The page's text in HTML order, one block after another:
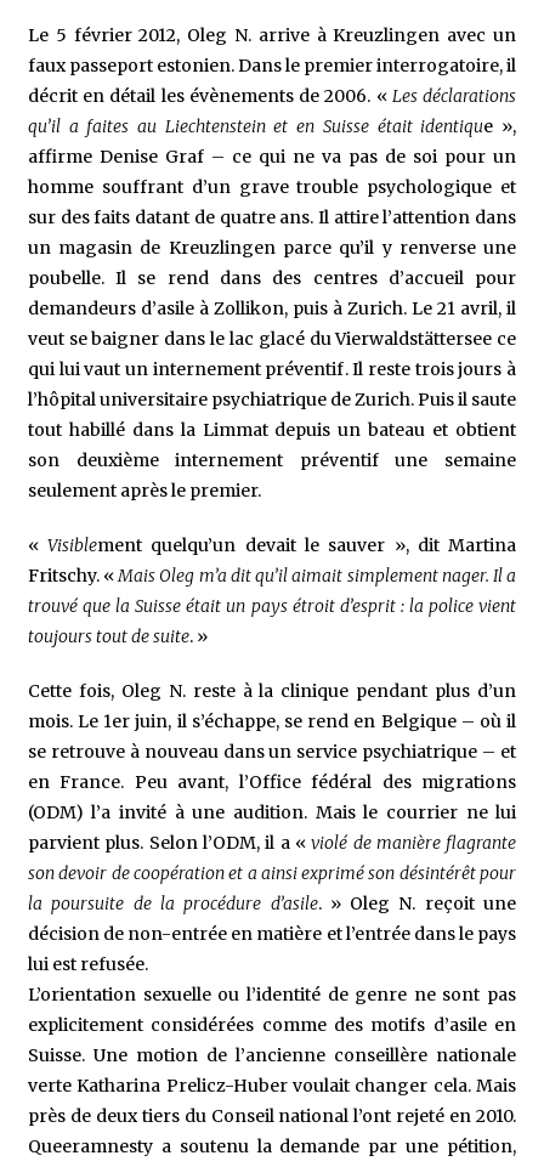
Le 5 février 2012, Oleg N. arrive à Kreuzlingen avec un
faux passeport estonien. Dans le premier interrogatoire, il
décrit en détail les évènements de 2006. « Les déclarations
qu’il a faites au Liechtenstein et en Suisse était identique »,
affirme Denise Graf – ce qui ne va pas de soi pour un
homme souffrant d’un grave trouble psychologique et
sur des faits datant de quatre ans. Il attire l’attention dans
un magasin de Kreuzlingen parce qu’il y renverse une
poubelle. Il se rend dans des centres d’accueil pour
demandeurs d’asile à Zollikon, puis à Zurich. Le 21 avril, il
veut se baigner dans le lac glacé du Vierwaldstättersee ce
qui lui vaut un internement préventif. Il reste trois jours à
l’hôpital universitaire psychiatrique de Zurich. Puis il saute
tout habillé dans la Limmat depuis un bateau et obtient
son deuxième internement préventif une semaine
seulement après le premier.
«Visiblement quelqu’un devait le sauver », dit Martina
Fritschy. «Mais Oleg m’a dit qu’il aimait simplement nager. Il a
trouvé que la Suisse était un pays étroit d’esprit : la police vient
toujours tout de suite. »
Cette fois, Oleg N. reste à la clinique pendant plus d’un
mois. Le 1er juin, il s’échappe, se rend en Belgique – où il
se retrouve à nouveau dans un service psychiatrique – et
en France. Peu avant, l’Office fédéral des migrations
(ODM) l’a invité à une audition. Mais le courrier ne lui
parvient plus. Selon l’ODM, il a «violé de manière flagrante
son devoir de coopération et a ainsi exprimé son désintérêt pour
la poursuite de la procédure d’asile. » Oleg N. reçoit une
décision de non-entrée en matière et l’entrée dans le pays
lui est refusée.
L’orientation sexuelle ou l’identité de genre ne sont pas
explicitement considérées comme des motifs d’asile en
Suisse. Une motion de l’ancienne conseillère nationale
verte Katharina Prelicz-Huber voulait changer cela. Mais
près de deux tiers du Conseil national l’ont rejeté en 2010.
Queeramnesty a soutenu la demande par une pétition,